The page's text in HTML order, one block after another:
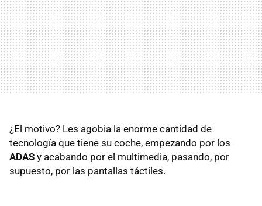
¿El motivo? Les agobia la enorme cantidad de
tecnología que tiene su coche, empezando por los
ADAS y acabando por el multimedia, pasando, por
supuesto, por las pantallas táctiles.